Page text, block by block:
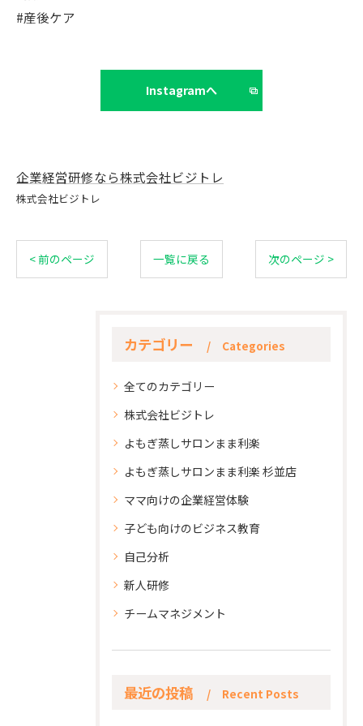
#産後ケア
Instagramへ
企業経営研修なら株式会社ビジトレ
株式会社ビジトレ
< 前のページ 一覧に戻る 次のページ >
カテゴリー Categories
全てのカテゴリー
株式会社ビジトレ
よもぎ蒸しサロンまま利楽
よもぎ蒸しサロンまま利楽 杉並店
ママ向けの企業経営体験
子ども向けのビジネス教育
自己分析
新人研修
チームマネジメント
最近の投稿 Recent Posts